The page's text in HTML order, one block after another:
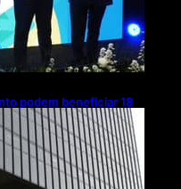
podem beneficiar 18